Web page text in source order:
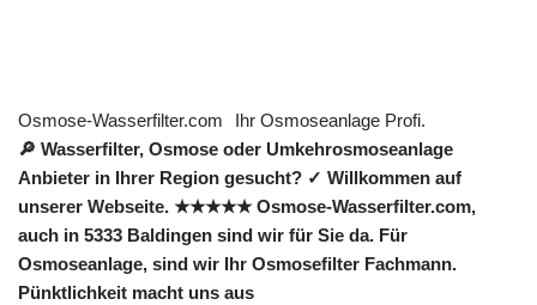
Osmose-Wasserfilter.com
Ihr Osmoseanlage Profi.
🔎 Wasserfilter, Osmose oder Umkehrosmoseanlage
Anbieter in Ihrer Region gesucht? ✓ Willkommen auf
unserer Webseite. ★★★★★ Osmose-Wasserfilter.com,
auch in 5333 Baldingen sind wir für Sie da. Für
Osmoseanlage, sind wir Ihr Osmosefilter Fachmann.
Pünktlichkeit macht uns aus